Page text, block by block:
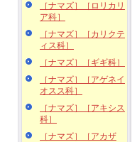
［ナマズ］［ロリカリ
ア科］
［ナマズ］［カリクテ
ィス科］
［ナマズ］［ギギ科］
［ナマズ］［アゲネイ
オスス科］
［ナマズ］［アキシス
科］
［ナマズ］［アカザ